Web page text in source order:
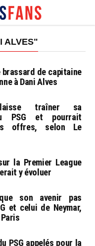
ALVES"
de capitaine
à Dani Alves
traîner sa
PSG et pourrait
offres, selon Le
la Premier League
y évoluer
son avenir pas
et celui de Neymar,
PSG appelés pour la